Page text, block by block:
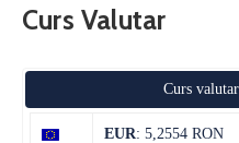
Curs Valutar
Curs
EUR: 5,2554 RON